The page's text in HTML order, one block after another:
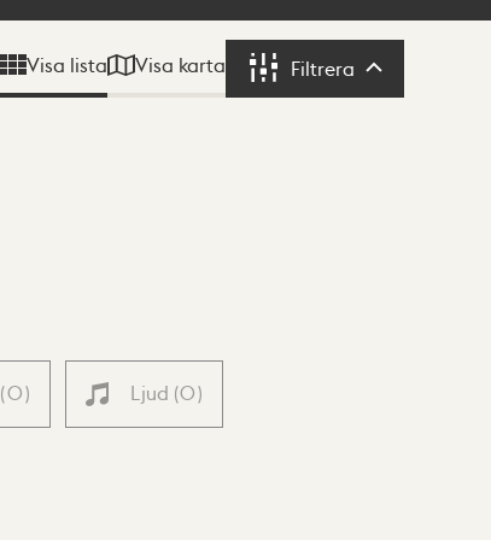
Visa lista Visa karta Filtrera Filtrera
(0) Ljud (0)